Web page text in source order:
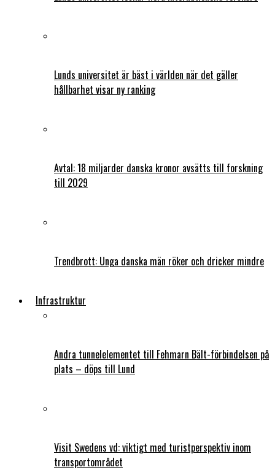
Lunds universitet är bäst i världen när det gäller
hållbarhet visar ny ranking
Avtal: 18 miljarder danska kronor avsätts till forskning
till 2029
Trendbrott: Unga danska män röker och dricker mindre
Infrastruktur
Andra tunnelelementet till Fehmarn Bält-förbindelsen på
plats – döps till Lund
Visit Swedens vd: viktigt med turistperspektiv inom
transportområdet